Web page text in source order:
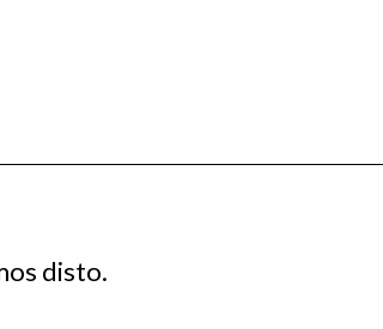
disto.